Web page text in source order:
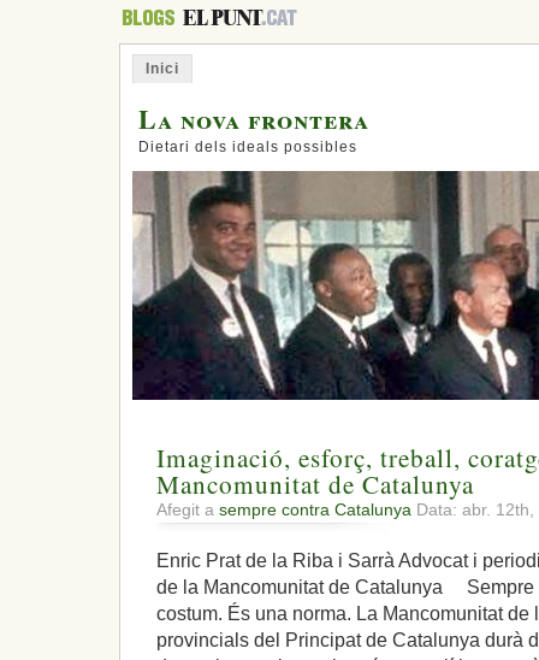
Inici
La nova frontera
Dietari dels ideals possibles
Imaginació, esforç, treball,
Mancomunitat de Catalunya
Afegit a sempre contra Catalunya Data: abr.
Enric Prat de la Riba i Sarrà Advocat i
de la Mancomunitat de Catalunya Sempre
costum. És una norma. La Mancomunitat de
provincials del Principat de Catalunya durà